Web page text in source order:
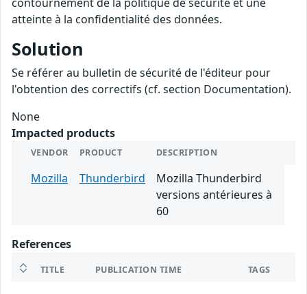
atteinte à la confidentialité des données.
Solution
Se référer au bulletin de sécurité de l'éditeur pour
l'obtention des correctifs (cf. section Documentation).
None
Impacted products
VENDOR PRODUCT DESCRIPTION
Mozilla Thunderbird
Mozilla Thunderbird
versions antérieures à
60
References
TITLE PUBLICATION TIME TAGS